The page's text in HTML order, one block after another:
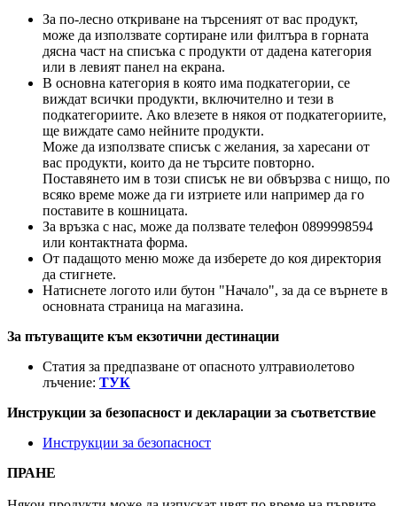
За по-лесно откриване на търсеният от вас продукт,
може да използвате сортиране или филтъра в горната
дясна част на списъка с продукти от дадена категория
или в левият панел на екрана.
В основна категория в която има подкатегории, се
виждат всички продукти, включително и тези в
подкатегориите. Ако влезете в някоя от подкатегориите,
ще виждате само нейните продукти.
Може да използвате списък с желания, за харесани от
вас продукти, които да не търсите повторно.
Поставянето им в този списък не ви обвързва с нищо, по
всяко време може да ги изтриете или например да го
поставите в кошницата.
За връзка с нас, може да ползвате телефон 0899998594
или контактната форма.
От падащото меню може да изберете до коя директория
да стигнете.
Натиснете логото или бутон "Начало", за да се върнете в
основната страница на магазина.
За пътуващите към екзотични дестинации
Статия за предпазване от опасното ултравиолетово
лъчение: ТУК
Инструкции за безопасност и декларации за съответствие
Инструкции за безопасност
ПРАНЕ